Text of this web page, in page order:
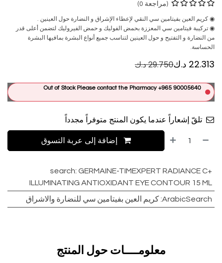
(مراجعة 0)
◉ كريم العين بفيتامين سي النقي لإعطاء الإشراق و النضارة حول العينين .
◉ تركيبة فيتامين سي المعززة بحمض الفوليك و حمض الفيروليك لتضمن أعلى قدر
من النضارة و التفتيح و حول العينين لتناسب جميع أنواع البشرة بمافيها البشرة
الحساسة.
22.313 د.ك29.750د.ك
Out of Stock Please contact the Pharmacy +965 90005640
تلقّ إشعاراً عندما يكون المنتج متوفراً مجدداً
إضافة إلى عربة التسوق
search:GERMAINE-TIMEXPERT RADIANCE C+
ILLUMINATING ANTIOXIDANT EYE CONTOUR 15 ML
ArabicSearch
:كريم العين بفيتامين سي للنضارة والاشراق
معلومــــات حول المنتج